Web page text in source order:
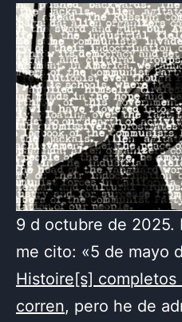
9 d octubre de 2025.
me cito: «5 de mayo
Histoire[s] completos
corren, pero he de